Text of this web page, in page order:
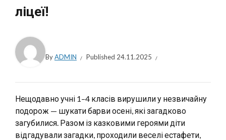
ліцеї!
ByADMIN Published 24.11.2025
Нещодавно учні 1–4 класів вирушили у незвичайну
подорож — шукати барви осені, які загадково
загубилися. Разом із казковими героями діти
відгадували загадки, проходили веселі естафети,